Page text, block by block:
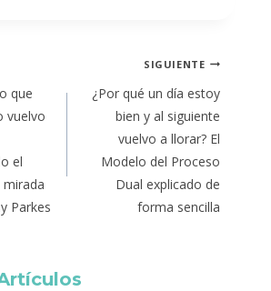
que
vuelvo
el
mirada
Parkes
SIGUIENTE
¿Por qué un día estoy
bien y al siguiente
vuelvo a llorar? El
Modelo del Proceso
Dual explicado de
forma sencilla